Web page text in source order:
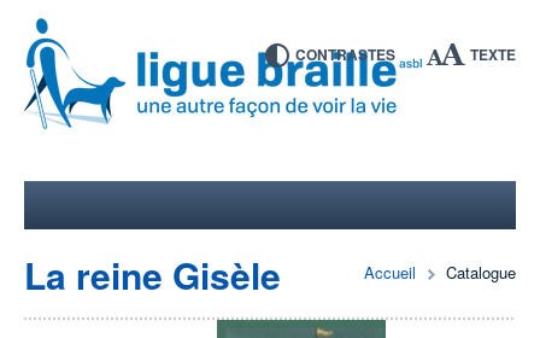
CONTRASTES TEXTE
Accueil Catalogue
La reine Gisèle